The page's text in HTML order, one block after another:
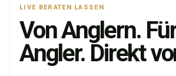
LIVE BERATEN LASSEN
Von Anglern.
Angler. Direkt